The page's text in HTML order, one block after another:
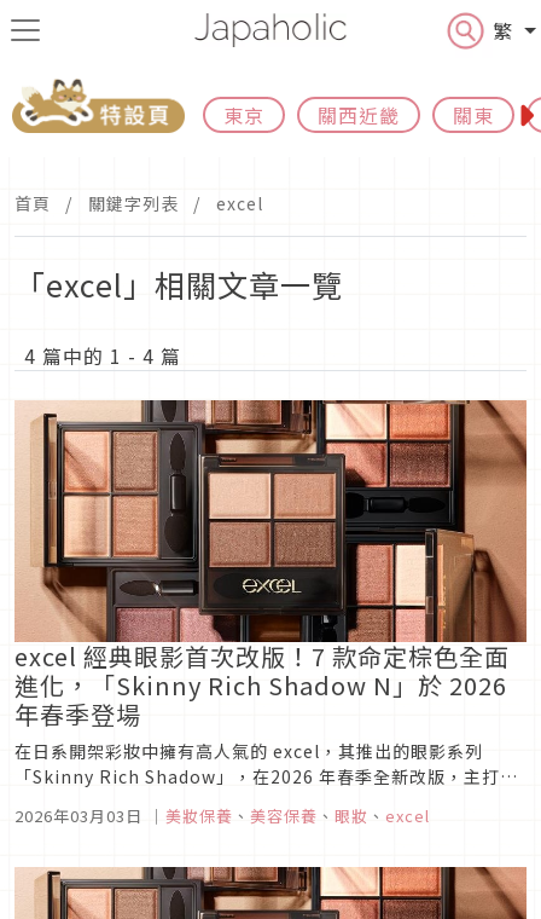
繁
東京 關西近畿 關東
首頁 關鍵字列表 excel
「excel」相關文章一覽
4 篇中的 1 - 4 篇
excel 經典眼影首次改版！7 款命定棕色全面
進化，「Skinny Rich Shadow N」於 2026
年春季登場
在日系開架彩妝中擁有高人氣的 excel，其推出的眼影系列
「Skinny Rich Shadow」，在2026 年春季全新改版，主打
近亞洲膚色的棕色～米色系配色深受喜愛，無論是彩妝新手還是
2026年03月03日 ｜ 美妝保養 、 美容保養 、 眼妝 、 excel